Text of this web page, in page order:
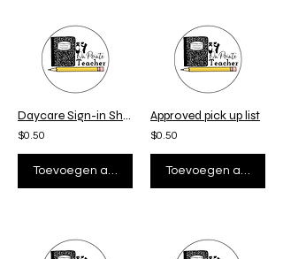
Daycare Sign-in Sheet
$0.50
Toevoegen aan winkelwagen
Approved pick up list
$0.50
Toevoegen aan